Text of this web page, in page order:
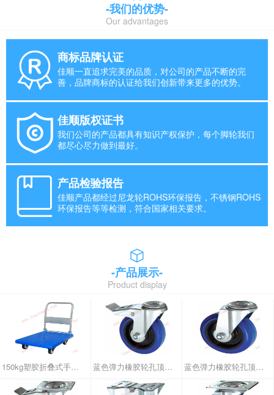
-我们的优势-
Our advantages
商标品牌认证
佳顺一直追求完美的品质，对公司的产品不断的完
善，品牌商标的认证给我们创新带来更多的优势。
佳顺版权证书
我们公司的产品都具有知识产权保护，每个脚轮我们
都尽心尽力做到最好。
产品检验报告
佳顺产品都经过尼龙轮ROHS环保报告，不锈钢ROHS
环保报告等等检测，符合国家相关要求。
-产品展示-
Product display
150kg塑胶折叠式手推车 蓝色弹力橡胶轮孔顶刹车 蓝色弹力橡胶轮孔顶活动